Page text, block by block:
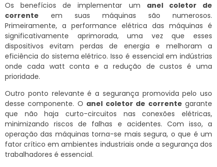
Os benefícios de implementar um anel coletor de
corrente em suas máquinas são numerosos.
Primeiramente, a performance elétrica das máquinas é
significativamente aprimorada, uma vez que esses
dispositivos evitam perdas de energia e melhoram a
eficiência do sistema elétrico. Isso é essencial em indústrias
onde cada watt conta e a redução de custos é uma
prioridade.
Outro ponto relevante é a segurança promovida pelo uso
desse componente. O anel coletor de corrente garante
que não haja curto-circuitos nas conexões elétricas,
minimizando riscos de falhas e acidentes. Com isso, a
operação das máquinas torna-se mais segura, o que é um
fator crítico em ambientes industriais onde a segurança dos
trabalhadores é essencial.